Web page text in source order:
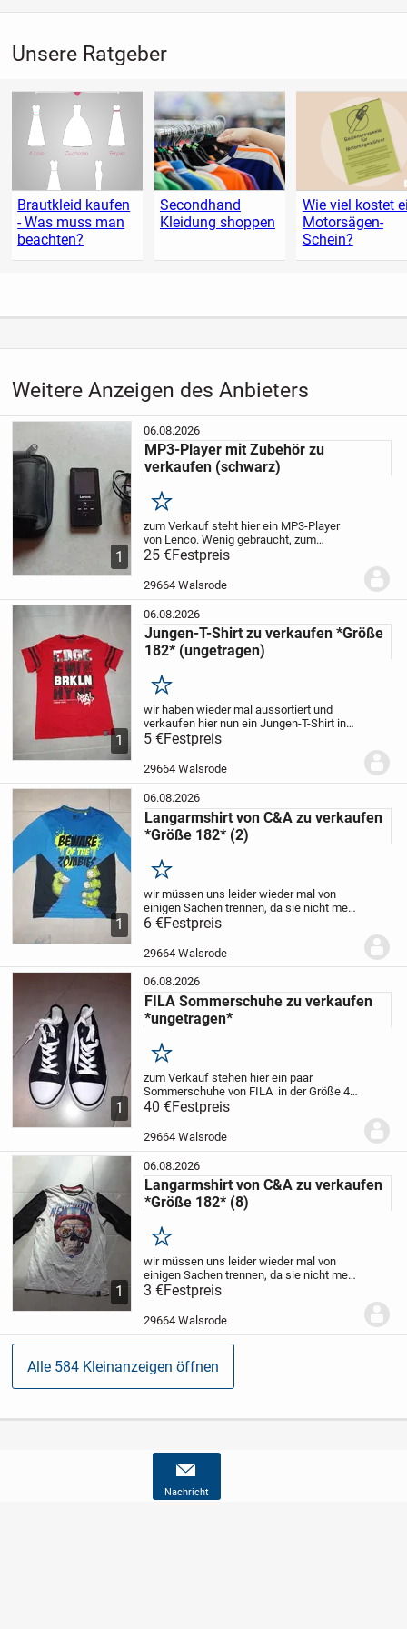
Unsere Ratgeber
Brautkleid kaufen
- Was muss man
beachten?
Secondhand
Kleidung shoppen
Wie viel kostet
Motorsägen-
Schein?
Nachricht
Weitere Anzeigen des Anbieters
1
06.08.2026
MP3-Player mit Zubehör zu
verkaufen (schwarz)
Merken
zum Verkauf steht hier ein MP3-Player
von Lenco.Wenig gebraucht, zum
Rumliegen zu schade.
Aufbewahrungstasche
Bedienung ist einfach / selbstverklärend.
25 €Festpreis
29664 Walsrode
1
06.08.2026
Jungen-T-Shirt zu verkaufen *Größe
182* (ungetragen)
Merken
wir haben wieder mal aussortiert und
verkaufen hier nunein Jungen-T-Shirt in
derGröße 182Das T-Shirt wurde leider nie
(AUSNAHMSLOS!)
5 €Festpreis
29664 Walsrode
1
06.08.2026
Langarmshirt von C&A zu verkaufen
*Größe 182* (2)
Merken
wir müssen uns leider wieder mal von
einigen Sachen trennen, da sie nicht mehr
passen. Zum Verkauf steht hier ein
Langarmshirt von here&there /
DLOAD/TECHfür den jungen Mann.
Größe 182 ...
6 €Festpreis
29664 Walsrode
1
06.08.2026
FILA Sommerschuhe zu verkaufen
*ungetragen*
Merken
zum Verkauf stehen hier ein paar
Sommerschuhe von FILA in der Größe 40.
Die Schuhe sind ungetragen. Etikett ist
auch noch dran.
Versand! (AUSNAHMSLOS!)
erfolgt...
40 €Festpreis
29664 Walsrode
1
06.08.2026
Langarmshirt von C&A zu verkaufen
*Größe 182* (8)
Merken
wir müssen uns leider wieder mal von
einigen Sachen trennen, da sie nicht mehr
passen. Zum Verkauf steht hier ein
Langarmshirt von "Homestate"
jungen Mann.Größe 182
3 €Festpreis
29664 Walsrode
Alle 584 Kleinanzeigen öffnen